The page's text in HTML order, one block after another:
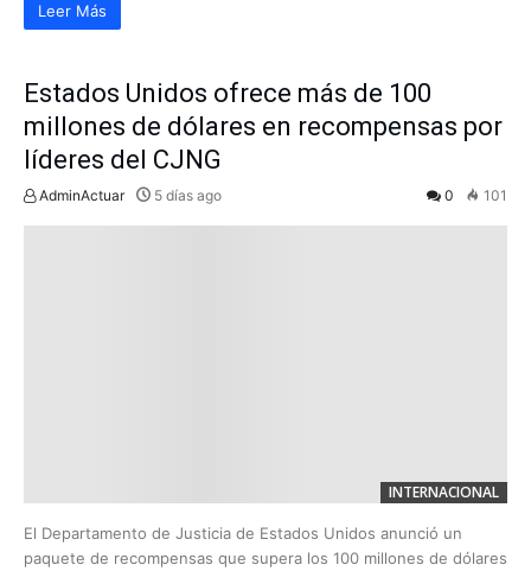
Leer Más
Estados Unidos ofrece más de 100
millones de dólares en recompensas por
líderes del CJNG
AdminActuar 5 días ago 0 101
INTERNACIONAL
El Departamento de Justicia de Estados Unidos anunció un
paquete de recompensas que supera los 100 millones de dólares